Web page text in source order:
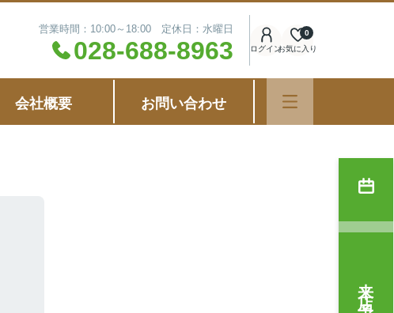
営業時間：10:00～18:00 定休日：水曜日
028-688-8963 ログインお気に入り
0
会社概要 お問い合わせ
来店予約